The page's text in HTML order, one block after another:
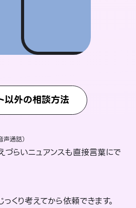
以外の相談方法
声通話）
づらいニュアンスも直接言葉にで
くり考えてから依頼できます。